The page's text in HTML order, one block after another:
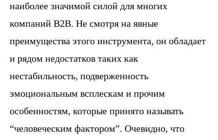
наиболее значимой силой для многих
компаний B2B. Не смотря на явные
преимущества этого инструмента, он обладает
и рядом недостатков таких как
нестабильность, подверженность
эмоциональным всплескам и прочим
особенностям, которые принято называть
“человеческим фактором”. Очевидно, что